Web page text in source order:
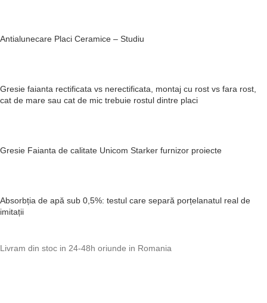
Antialunecare Placi Ceramice – Studiu
Gresie faianta rectificata vs nerectificata, montaj cu rost vs fara rost,
cat de mare sau cat de mic trebuie rostul dintre placi
Gresie Faianta de calitate Unicom Starker furnizor proiecte
Absorbția de apă sub 0,5%: testul care separă porțelanatul real de
imitații
Livram din stoc in 24-48h oriunde in Romania